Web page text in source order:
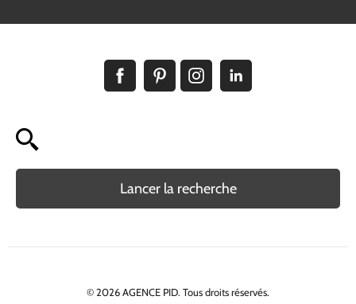
Lancer la recherche
© 2026 AGENCE PID. Tous droits réservés.